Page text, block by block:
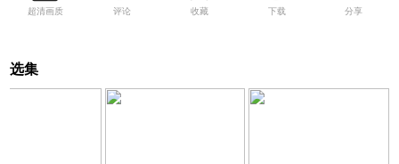
超清画质 评论 收藏 下载 分享
选集